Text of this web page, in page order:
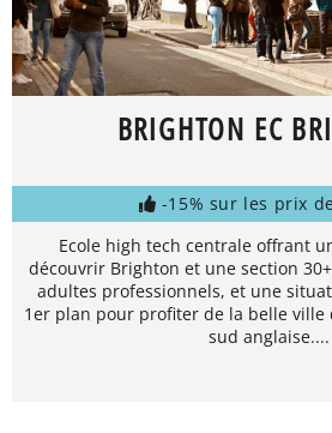
BRIGHTON EC
-15% sur les prix
Ecole high tech centrale offrant
découvrir Brighton et une section
adultes professionnels, et une
1er plan pour profiter de la belle ville
sud anglaise....